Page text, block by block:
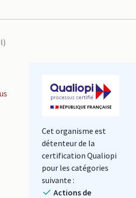
Cet organisme est
détenteur de la
certification Qualiopi
pour les catégories
suivante :
Actions de